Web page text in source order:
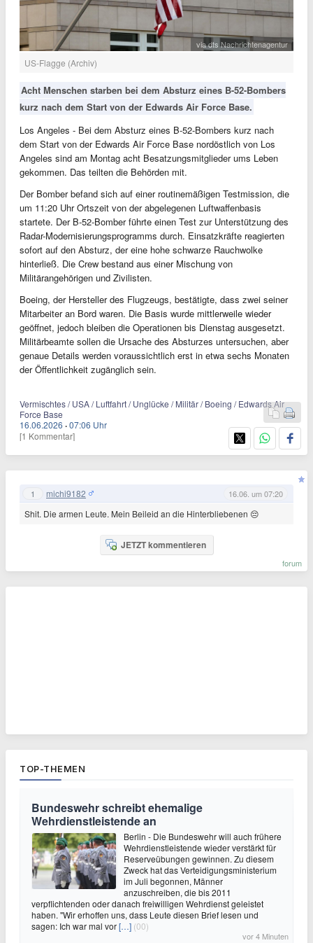
via dts Nachrichtenagentur
US-Flagge (Archiv)
Acht Menschen starben bei dem Absturz eines B-52-Bombers
kurz nach dem Start von der Edwards Air Force Base.
Los Angeles - Bei dem Absturz eines B-52-Bombers kurz nach
dem Start von der Edwards Air Force Base nordöstlich von Los
Angeles sind am Montag acht Besatzungsmitglieder ums Leben
gekommen. Das teilten die Behörden mit.
Der Bomber befand sich auf einer routinemäßigen Testmission, die
um 11:20 Uhr Ortszeit von der abgelegenen Luftwaffenbasis
startete. Der B-52-Bomber führte einen Test zur Unterstützung des
Radar-Modernisierungsprogramms durch. Einsatzkräfte reagierten
sofort auf den Absturz, der eine hohe schwarze Rauchwolke
hinterließ. Die Crew bestand aus einer Mischung von
Militärangehörigen und Zivilisten.
Boeing, der Hersteller des Flugzeugs, bestätigte, dass zwei seiner
Mitarbeiter an Bord waren. Die Basis wurde mittlerweile wieder
geöffnet, jedoch bleiben die Operationen bis Dienstag ausgesetzt.
Militärbeamte sollen die Ursache des Absturzes untersuchen, aber
genaue Details werden voraussichtlich erst in etwa sechs Monaten
der Öffentlichkeit zugänglich sein.
Vermischtes / USA / Luftfahrt / Unglücke / Militär / Boeing / Edwards Air
Force Base
16.06.2026 ·07:06 Uhr
[1 Kommentar]
1 michi9182 16.06. um 07:20
Shit. Die armen Leute. Mein Beileid an die Hinterbliebenen 😔
JETZT kommentieren
forum
TOP-THEMEN
Bundeswehr schreibt ehemalige
Wehrdienstleistende an
Berlin - Die Bundeswehr will auch frühere
Wehrdienstleistende wieder verstärkt für
Reserveübungen gewinnen. Zu diesem
Zweck hat das Verteidigungsministerium
im Juli begonnen, Männer
anzuschreiben, die bis 2011
verpflichtenden oder danach freiwilligen Wehrdienst geleistet
haben. "Wir erhoffen uns, dass Leute diesen Brief lesen und
sagen: Ich war mal vor[…] (00)
vor 4 Minuten